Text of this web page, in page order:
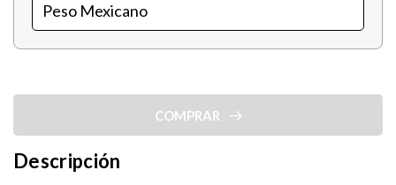
COMPRAR
Descripción